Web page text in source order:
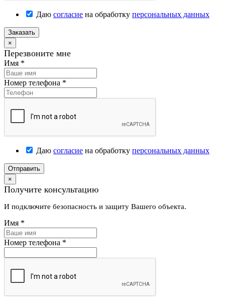
Даю согласие на обработку персональных данных
Заказать
×
Перезвоните мне
Имя *
Номер телефона *
Даю согласие на обработку персональных данных
Отправить
×
Получите консультацию
И подключите безопасность и защиту Вашего объекта.
Имя *
Номер телефона *